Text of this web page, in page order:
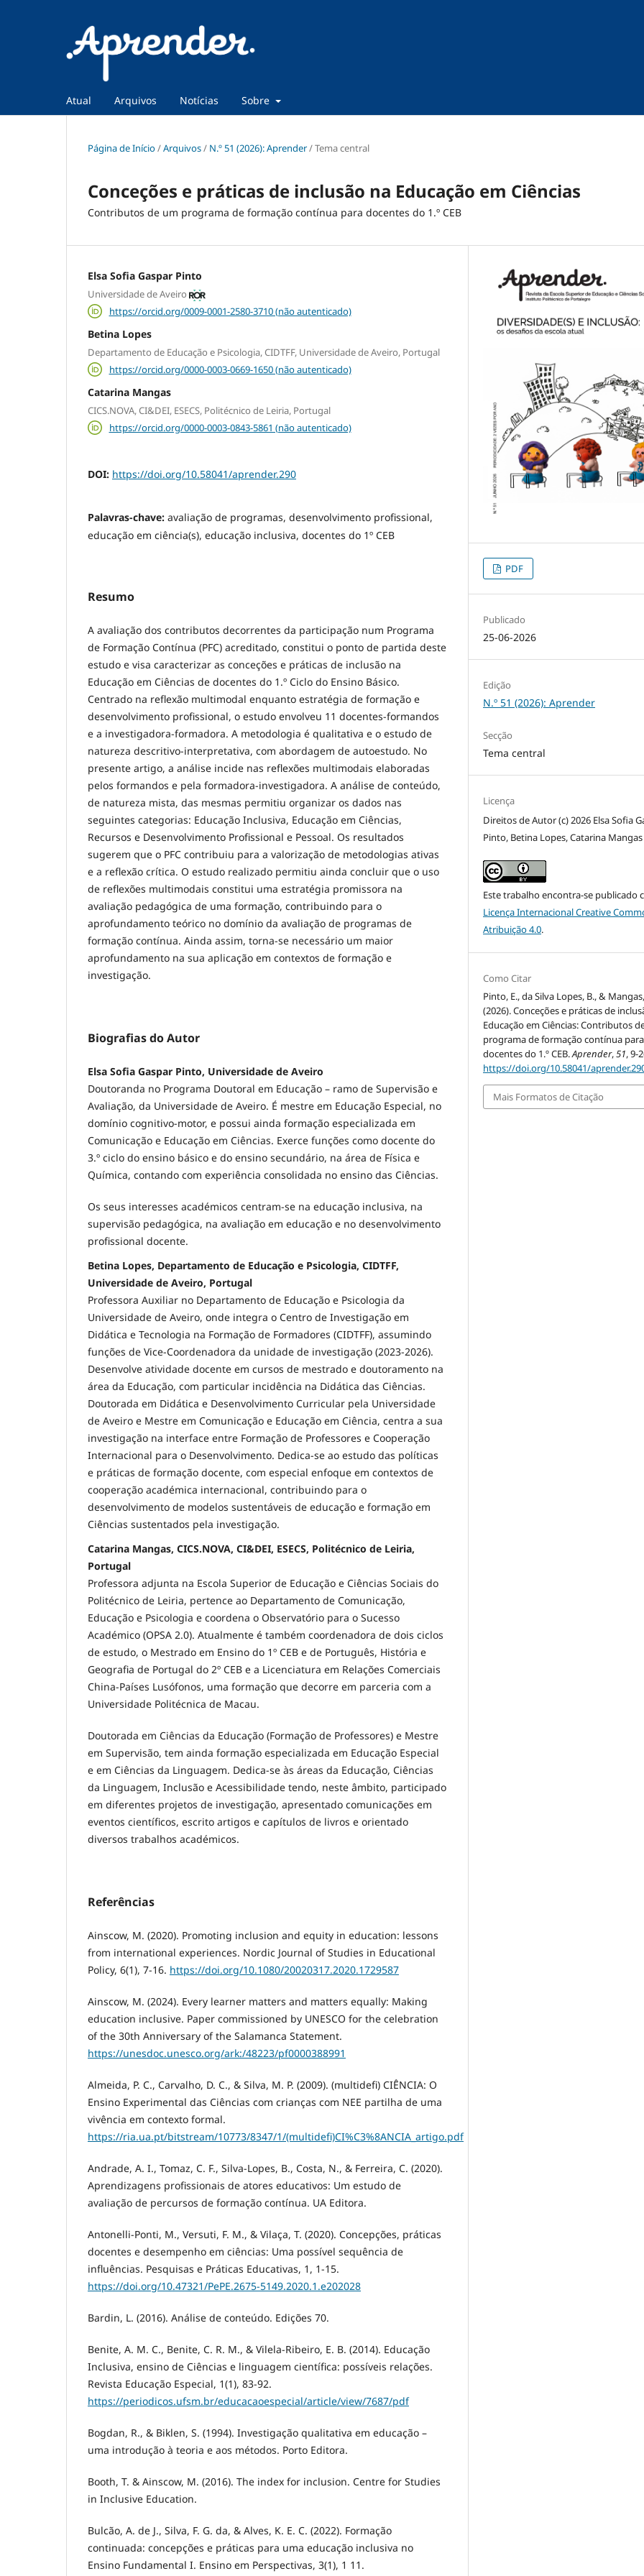
Atual Arquivos Notícias Sobre
Página de Início/Arquivos/ N.º 51 (2026): Aprender/Tema central
Conceções e práticas de inclusão na Educação em Ciências
Contributos de um programa de formação contínua para docentes do 1.º CEB
Elsa Sofia Gaspar Pinto
Universidade de Aveiro
https://orcid.org/0009-0001-2580-3710 (não autenticado)
Betina Lopes
Departamento de Educação e Psicologia, CIDTFF, Universidade de Aveiro, Portugal
https://orcid.org/0000-0003-0669-1650 (não autenticado)
Catarina Mangas
CICS.NOVA, CI&DEI, ESECS, Politécnico de Leiria, Portugal
https://orcid.org/0000-0003-0843-5861 (não autenticado)
DOI: https://doi.org/10.58041/aprender.290
Palavras-chave: avaliação de programas, desenvolvimento profissional,
educação em ciência(s), educação inclusiva, docentes do 1º CEB
Resumo
A avaliação dos contributos decorrentes da participação num Programa
de Formação Contínua (PFC) acreditado, constitui o ponto de partida deste
estudo e visa caracterizar as conceções e práticas de inclusão na
Educação em Ciências de docentes do 1.º Ciclo do Ensino Básico.
Centrado na reflexão multimodal enquanto estratégia de formação e
desenvolvimento profissional, o estudo envolveu 11 docentes-formandos
e a investigadora-formadora. A metodologia é qualitativa e o estudo de
natureza descritivo-interpretativa, com abordagem de autoestudo. No
presente artigo, a análise incide nas reflexões multimodais elaboradas
pelos formandos e pela formadora-investigadora. A análise de conteúdo,
de natureza mista, das mesmas permitiu organizar os dados nas
seguintes categorias: Educação Inclusiva, Educação em Ciências,
Recursos e Desenvolvimento Profissional e Pessoal. Os resultados
sugerem que o PFC contribuiu para a valorização de metodologias ativas
e a reflexão crítica. O estudo realizado permitiu ainda concluir que o uso
de reflexões multimodais constitui uma estratégia promissora na
avaliação pedagógica de uma formação, contribuindo para o
aprofundamento teórico no domínio da avaliação de programas de
formação contínua. Ainda assim, torna-se necessário um maior
aprofundamento na sua aplicação em contextos de formação e
investigação.
Biografias do Autor
Elsa Sofia Gaspar Pinto, Universidade de Aveiro
Doutoranda no Programa Doutoral em Educação – ramo de Supervisão e
Avaliação, da Universidade de Aveiro. É mestre em Educação Especial, no
domínio cognitivo-motor, e possui ainda formação especializada em
Comunicação e Educação em Ciências. Exerce funções como docente do
3.º ciclo do ensino básico e do ensino secundário, na área de Física e
Química, contando com experiência consolidada no ensino das Ciências.
Os seus interesses académicos centram-se na educação inclusiva, na
supervisão pedagógica, na avaliação em educação e no desenvolvimento
profissional docente.
Betina Lopes, Departamento de Educação e Psicologia, CIDTFF,
Universidade de Aveiro, Portugal
Professora Auxiliar no Departamento de Educação e Psicologia da
Universidade de Aveiro, onde integra o Centro de Investigação em
Didática e Tecnologia na Formação de Formadores (CIDTFF), assumindo
funções de Vice-Coordenadora da unidade de investigação (2023-2026).
Desenvolve atividade docente em cursos de mestrado e doutoramento na
área da Educação, com particular incidência na Didática das Ciências.
Doutorada em Didática e Desenvolvimento Curricular pela Universidade
de Aveiro e Mestre em Comunicação e Educação em Ciência, centra a sua
investigação na interface entre Formação de Professores e Cooperação
Internacional para o Desenvolvimento. Dedica-se ao estudo das políticas
e práticas de formação docente, com especial enfoque em contextos de
cooperação académica internacional, contribuindo para o
desenvolvimento de modelos sustentáveis de educação e formação em
Ciências sustentados pela investigação.
Catarina Mangas, CICS.NOVA, CI&DEI, ESECS, Politécnico de Leiria,
Portugal
Professora adjunta na Escola Superior de Educação e Ciências Sociais do
Politécnico de Leiria, pertence ao Departamento de Comunicação,
Educação e Psicologia e coordena o Observatório para o Sucesso
Académico (OPSA 2.0). Atualmente é também coordenadora de dois ciclos
de estudo, o Mestrado em Ensino do 1º CEB e de Português, História e
Geografia de Portugal do 2º CEB e a Licenciatura em Relações Comerciais
China-Países Lusófonos, uma formação que decorre em parceria com a
Universidade Politécnica de Macau.
Doutorada em Ciências da Educação (Formação de Professores) e Mestre
em Supervisão, tem ainda formação especializada em Educação Especial
e em Ciências da Linguagem. Dedica-se às áreas da Educação, Ciências
da Linguagem, Inclusão e Acessibilidade tendo, neste âmbito, participado
em diferentes projetos de investigação, apresentado comunicações em
eventos científicos, escrito artigos e capítulos de livros e orientado
diversos trabalhos académicos.
Referências
Ainscow, M. (2020). Promoting inclusion and equity in education: lessons
from international experiences. Nordic Journal of Studies in Educational
Policy, 6(1), 7-16. https://doi.org/10.1080/20020317.2020.1729587
Ainscow, M. (2024). Every learner matters and matters equally: Making
education inclusive. Paper commissioned by UNESCO for the celebration
of the 30th Anniversary of the Salamanca Statement.
https://unesdoc.unesco.org/ark:/48223/pf0000388991
Almeida, P. C., Carvalho, D. C., & Silva, M. P. (2009). (multidefi) CIÊNCIA: O
Ensino Experimental das Ciências com crianças com NEE partilha de uma
vivência em contexto formal.
https://ria.ua.pt/bitstream/10773/8347/1/(multidefi)CI%C3%8ANCIA_artigo.pdf
Andrade, A. I., Tomaz, C. F., Silva-Lopes, B., Costa, N., & Ferreira, C. (2020).
Aprendizagens profissionais de atores educativos: Um estudo de
avaliação de percursos de formação contínua. UA Editora.
Antonelli-Ponti, M., Versuti, F. M., & Vilaça, T. (2020). Concepções, práticas
docentes e desempenho em ciências: Uma possível sequência de
influências. Pesquisas e Práticas Educativas, 1, 1-15.
https://doi.org/10.47321/PePE.2675-5149.2020.1.e202028
Bardin, L. (2016). Análise de conteúdo. Edições 70.
Benite, A. M. C., Benite, C. R. M., & Vilela-Ribeiro, E. B. (2014). Educação
Inclusiva, ensino de Ciências e linguagem científica: possíveis relações.
Revista Educação Especial, 1(1), 83-92.
https://periodicos.ufsm.br/educacaoespecial/article/view/7687/pdf
Bogdan, R., & Biklen, S. (1994). Investigação qualitativa em educação –
uma introdução à teoria e aos métodos. Porto Editora.
Booth, T. & Ainscow, M. (2016). The index for inclusion. Centre for Studies
in Inclusive Education.
Bulcão, A. de J., Silva, F. G. da, & Alves, K. E. C. (2022). Formação
continuada: concepções e práticas para uma educação inclusiva no
Ensino Fundamental I. Ensino em Perspectivas, 3(1), 1 11.
PDF
Publicado
25-06-2026
Edição
N.º 51 (2026): Aprender
Secção
Tema central
Licença
Direitos de Autor (c) 2026 Elsa Sofia
Pinto, Betina Lopes, Catarina Mangas
Este trabalho encontra-se publicado
Licença Internacional Creative
Atribuição 4.0.
Como Citar
Pinto, E., da Silva Lopes, B., &
(2026). Conceções e práticas de
Educação em Ciências: Contributos
programa de formação contínua para
docentes do 1.º CEB.Aprender,51, 9-
https://doi.org/10.58041/
Mais Formatos de Citação